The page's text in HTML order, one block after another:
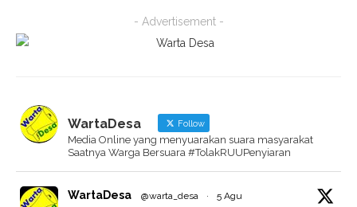
- Advertisement -
WartaDesa Follow
Media Online yang menyuarakan suara masyarakat
Saatnya Warga Bersuara #TolakRUUPenyiaran
WartaDesa @warta_desa · 5 Agu